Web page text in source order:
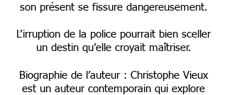
son présent se fissure dangereusement.
L’irruption de la police pourrait bien sceller
un destin qu’elle croyait maîtriser.
Biographie de l’auteur : Christophe Vieux
est un auteur contemporain qui explore